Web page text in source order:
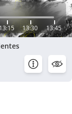
13:15 13:30 13:45